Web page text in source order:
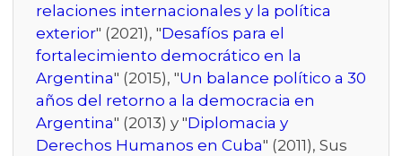
relaciones internacionales y la política
exterior" (2021), "Desafíos para el
fortalecimiento democrático en la
Argentina" (2015), "Un balance político a 30
años del retorno a la democracia en
Argentina" (2013) y "Diplomacia y
Derechos Humanos en Cuba" (2011), Sus